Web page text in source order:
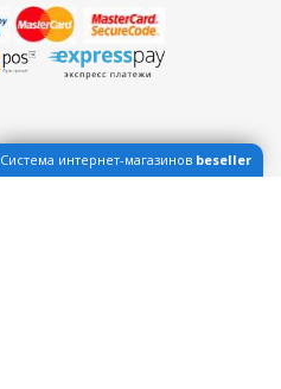
Система интернет-магазинов beseller